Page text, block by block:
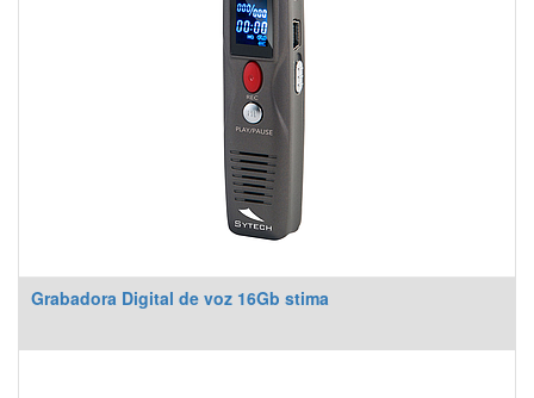
Grabadora Digital de voz 16Gb stima